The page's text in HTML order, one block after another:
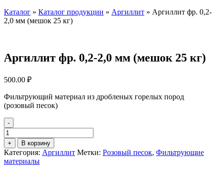
Каталог » Каталог продукции » Аргиллит » Аргиллит фр. 0,2-
2,0 мм (мешок 25 кг)
Аргиллит фр. 0,2-2,0 мм (мешок 25 кг)
500.00 ₽
Фильтрующий материал из дробленых горелых пород
(розовый песок)
-
Количество
товара
Аргиллит
фр.
0,2-
+ В корзину
Категория: Аргиллит Метки: Розовый песок, Фильтрующие
материалы